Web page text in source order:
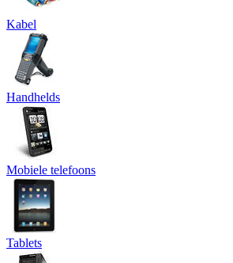
Kabel
Handhelds
Mobiele telefoons
Tablets